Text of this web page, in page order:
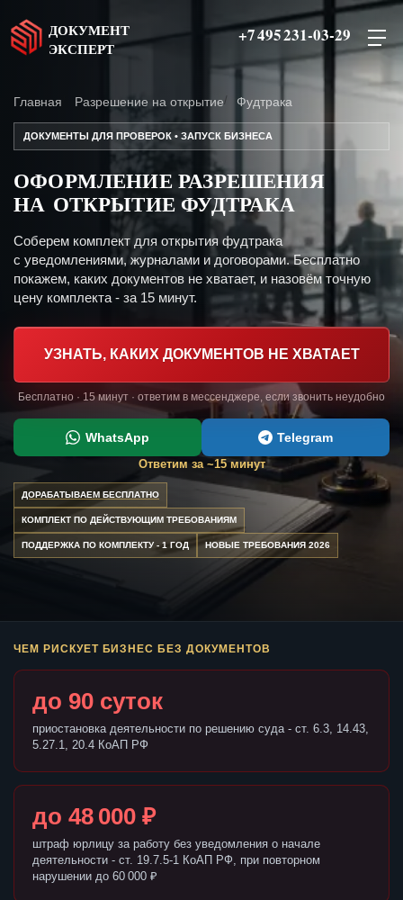
ДОКУМЕНТ
ЭКСПЕРТ
+7 495 231-03-29
Главная Разрешение на открытие Фудтрака
ДОКУМЕНТЫ ДЛЯ ПРОВЕРОК • ЗАПУСК БИЗНЕСА
ОФОРМЛЕНИЕ РАЗРЕШЕНИЯ
НА ОТКРЫТИЕ ФУДТРАКА
Соберем комплект для открытия фудтрака
с уведомлениями, журналами и договорами. Бесплатно
покажем, каких документов не хватает, и назовём точную
цену комплекта - за 15 минут.
УЗНАТЬ, КАКИХ ДОКУМЕНТОВ НЕ ХВАТАЕТ
Бесплатно · 15 минут · ответим в мессенджере, если звонить неудобно
WhatsApp Telegram
Ответим за ~15 минут
ДОРАБАТЫВАЕМ БЕСПЛАТНО
КОМПЛЕКТ ПО ДЕЙСТВУЮЩИМ ТРЕБОВАНИЯМ
ПОДДЕРЖКА ПО КОМПЛЕКТУ - 1 ГОД НОВЫЕ ТРЕБОВАНИЯ 2026
ЧЕМ РИСКУЕТ БИЗНЕС БЕЗ ДОКУМЕНТОВ
до 90 суток
приостановка деятельности по решению суда - ст. 6.3, 14.43,
5.27.1, 20.4 КоАП РФ
до 48 000 ₽
штраф юрлицу за работу без уведомления о начале
деятельности - ст. 19.7.5-1 КоАП РФ, при повторном
нарушении до 60 000 ₽